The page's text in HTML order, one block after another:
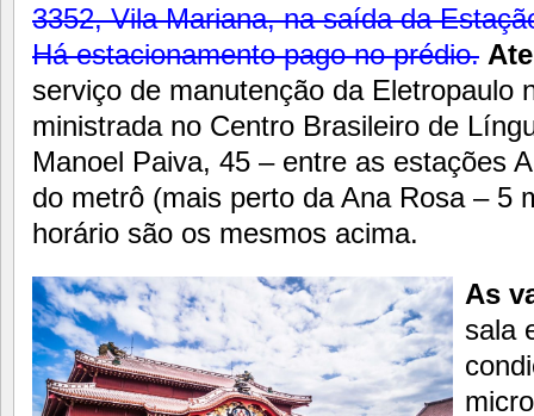
3352, Vila Mariana, na saída da
Há estacionamento pago no prédio.
serviço de manutenção da Eletropaulo
ministrada no Centro Brasileiro de
Manoel Paiva, 45 – entre as estações
do metrô (mais perto da Ana Rosa – 5
horário são os mesmos acima.
As
sala